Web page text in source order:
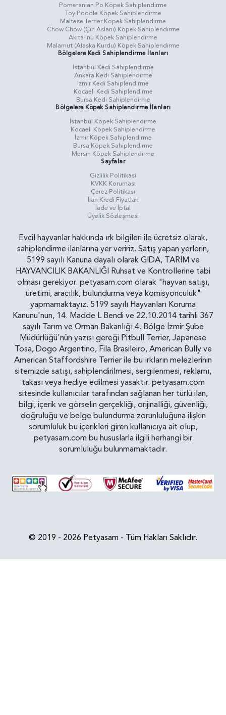
Pomeranian Po Köpek Sahiplendirme
Toy Poodle Köpek Sahiplendirme
Maltese Terrier Köpek Sahiplendirme
Chow Chow (Çin Aslanı) Köpek Sahiplendirme
Akita Inu Köpek Sahiplendirme
Malamut (Alaska Kurdu) Köpek Sahiplendirme
Bölgelere Kedi Sahiplendirme İlanları
İstanbul Kedi Sahiplendirme
Ankara Kedi Sahiplendirme
İzmir Kedi Sahiplendirme
Kocaeli Kedi Sahiplendirme
Bursa Kedi Sahiplendirme
Bölgelere Köpek Sahiplendirme İlanları
İstanbul Köpek Sahiplendirme
Kocaeli Köpek Sahiplendirme
İzmir Köpek Sahiplendirme
Bursa Köpek Sahiplendirme
Mersin Köpek Sahiplendirme
Sayfalar
Gizlilik Politikasi
KVKK Koruması
Çerez Politikası
İlan Kredi Fiyatları
İade ve İptal
Üyelik Sözleşmesi
Evcil hayvanlar hakkında ırk bilgileri ile ücretsiz olarak,
sahiplendirme ilanlarına yer veririz. Satış yapan yerlerin,
5199 sayılı Kanuna dayalı olarak GIDA, TARIM ve
HAYVANCILIK BAKANLIĞI Ruhsat ve Kontrollerine tabi
olması gerekiyor. petyasam.com olarak "hayvan satışı,
üretimi, aracılık, bulundurma veya komisyonculuk"
yapmamaktayız. 5199 sayılı Hayvanları Koruma
Kanunu'nun, 14. Madde L Bendi ve 22.10.2014 tarihli 367
sayılı Tarım ve Orman Bakanlığı 4. Bölge İzmir Şube
Müdürlüğü'nün yazısı gereği Pitbull Terrier, Japanese
Tosa, Dogo Argentino, Fila Brasileiro, American Bully ve
American Staffordshire Terrier ile bu ırkların melezlerinin
sitemizde satışı, sahiplendirilmesi, sergilenmesi, reklamı,
takası veya hediye edilmesi yasaktır. petyasam.com
sitesinde kullanıcılar tarafından sağlanan her türlü ilan,
bilgi, içerik ve görselin gerçekliği, orijinalliği, güvenliği,
doğruluğu ve belge bulundurma zorunluluğuna ilişkin
sorumluluk bu içerikleri giren kullanıcıya ait olup,
petyasam.com bu hususlarla ilgili herhangi bir
sorumluluğu bulunmamaktadır.
© 2019 - 2026 Petyasam - Tüm Hakları Saklıdır.